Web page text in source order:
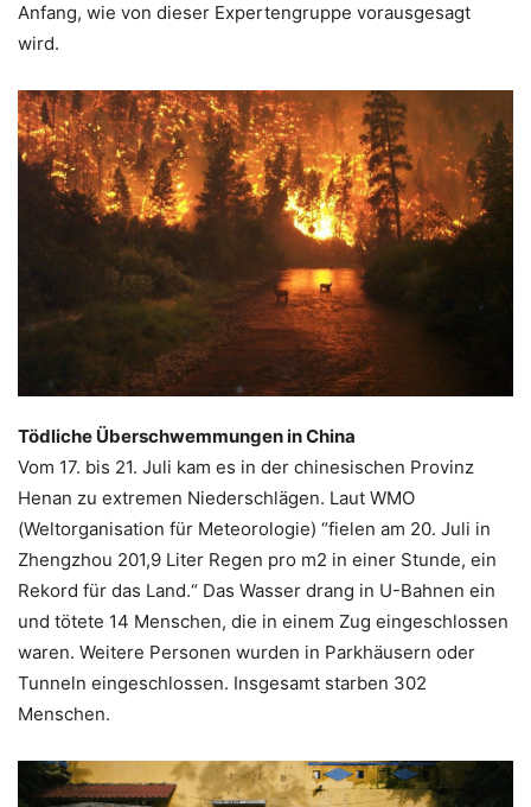
Anfang, wie von dieser Expertengruppe vorausgesagt
wird.
Tödliche Überschwemmungen in China
Vom 17. bis 21. Juli kam es in der chinesischen Provinz
Henan zu extremen Niederschlägen. Laut WMO
(Weltorganisation für Meteorologie) “fielen am 20. Juli in
Zhengzhou 201,9 Liter Regen pro m2 in einer Stunde, ein
Rekord für das Land.“ Das Wasser drang in U-Bahnen ein
und tötete 14 Menschen, die in einem Zug eingeschlossen
waren. Weitere Personen wurden in Parkhäusern oder
Tunneln eingeschlossen. Insgesamt starben 302
Menschen.